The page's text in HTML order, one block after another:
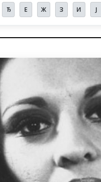
Ђ Е Ж З И Ј